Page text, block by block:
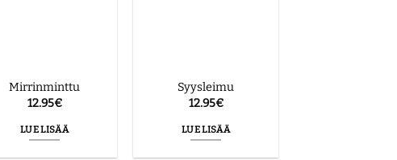
Mirrinminttu
12.95€
LUE LISÄÄ
Syysleimu
12.95€
LUE LISÄÄ